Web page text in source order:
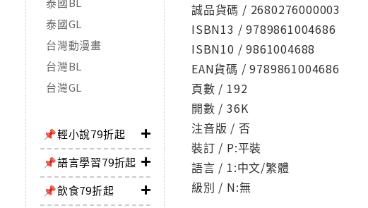
泰國GL
台灣動漫畫
台灣BL
台灣GL
📌輕小說79折起
📌語言學習79折起
📌飲食79折起
誠品貨碼 / 2680276000003
ISBN13 / 9789861004686
ISBN10 / 9861004688
EAN貨碼 / 9789861004686
頁數 / 192
開數 / 36K
注音版 / 否
裝訂 / P:平裝
語言 / 1:中文/繁體
級別 / N:無